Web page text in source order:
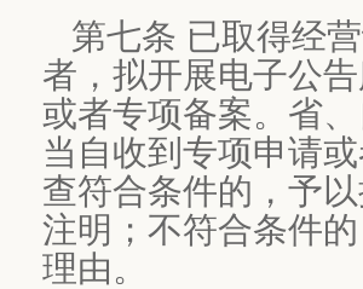
第七条 已取得经
者，拟开展电子公
或者专项备案。省
当自收到专项申请
查符合条件的，予
注明；不符合条件
理由。